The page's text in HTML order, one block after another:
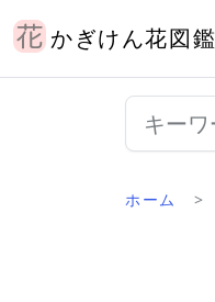
かぎけん花図鑑
ホーム